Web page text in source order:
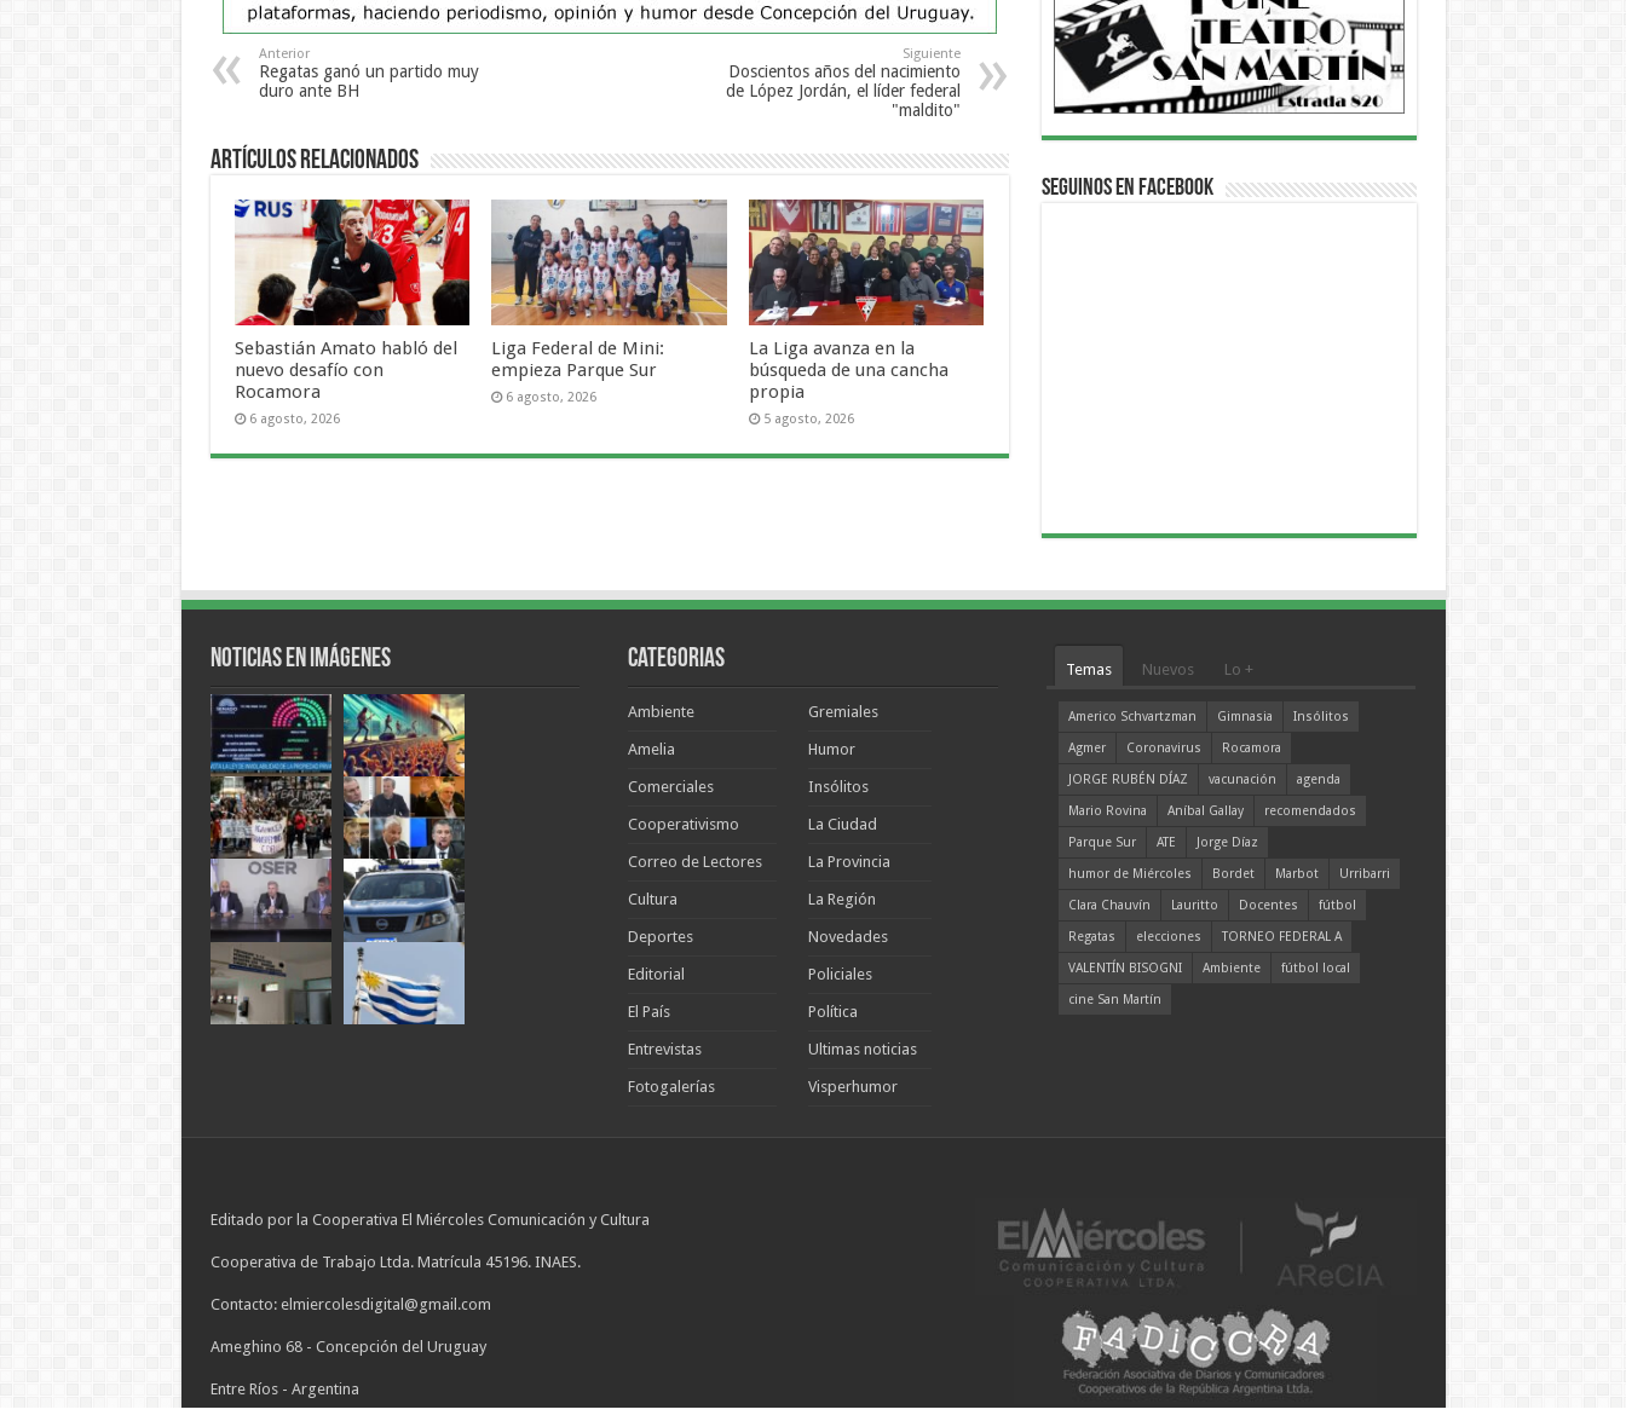
Anterior
Regatas ganó un partido muy
duro ante BH
Siguiente
Doscientos años del nacimiento
de López Jordán, el líder federal
"maldito"
Artículos Relacionados
Sebastián Amato habló del
nuevo desafío con
Rocamora
6 agosto, 2026
Liga Federal de Mini:
empieza Parque Sur
6 agosto, 2026
La Liga avanza en la
búsqueda de una cancha
propia
5 agosto, 2026
Seguinos en Facebook
Noticias en Imágenes Categorias
Ambiente
Amelia
Comerciales
Cooperativismo
Correo de Lectores
Cultura
Deportes
Editorial
El País
Entrevistas
Fotogalerías
Gremiales
Humor
Insólitos
La Ciudad
La Provincia
La Región
Novedades
Policiales
Política
Ultimas noticias
Visperhumor
Temas Nuevos Lo +
Americo Schvartzman Gimnasia
Insólitos
Agmer
Coronavirus
Rocamora
JORGE RUBÉN DÍAZ
vacunación
agenda
Mario Rovina
Aníbal Gallay
recomendados
Parque Sur
ATE
Jorge Díaz
humor de Miércoles
Bordet Marbot
Urribarri
Clara Chauvín
Lauritto Docentes
fútbol
Regatas
elecciones
TORNEO FEDERAL A
VALENTÍN BISOGNI
Ambiente
fútbol local
cine San Martín
Editado por la Cooperativa El Miércoles Comunicación y Cultura
Cooperativa de Trabajo Ltda. Matrícula 45196. INAES.
Contacto: elmiercolesdigital@gmail.com
Ameghino 68 - Concepción del Uruguay
Entre Ríos - Argentina